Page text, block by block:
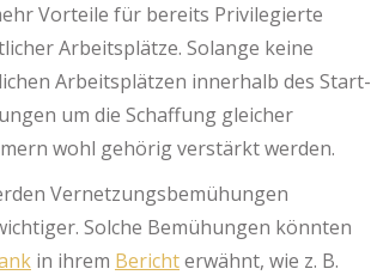
Vorteile für bereits Privilegierte
Arbeitsplätze. Solange keine
Arbeitsplätzen innerhalb des Start-
um die Schaffung gleicher
wohl gehörig verstärkt werden.
Vernetzungsbemühungen
Solche Bemühungen könnten
in ihrem Berichterwähnt, wie z. B.